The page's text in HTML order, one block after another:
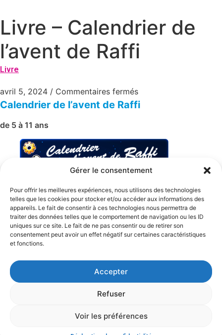
Gérer le consentement
Pour offrir les meilleures expériences, nous utilisons des technologies
telles que les cookies pour stocker et/ou accéder aux informations des
appareils. Le fait de consentir à ces technologies nous permettra de
traiter des données telles que le comportement de navigation ou les ID
uniques sur ce site. Le fait de ne pas consentir ou de retirer son
consentement peut avoir un effet négatif sur certaines caractéristiques
et fonctions.
Accepter
Refuser
Voir les préférences
Livre – Calendrier de
l’avent de Raffi
Livre
avril 5, 2024 / Commentaires fermés
Calendrier de l’avent de Raffi
de 5 à 11 ans
PitEtPit-FREE_Admin